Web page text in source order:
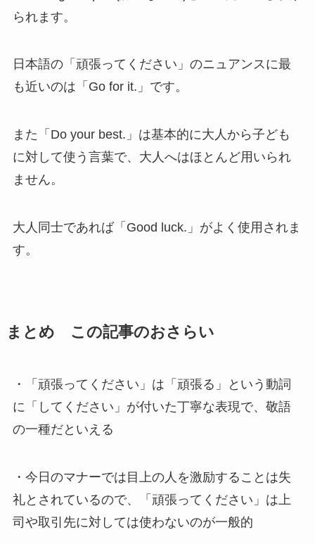
られます。
日本語の「頑張ってください」のニュアンスに最
も近いのは「Go for it.」です。
また「Do your best.」は基本的に大人から子ども
に対して使う言葉で、大人へはほとんど用いられ
ません。
大人同士であれば「Good luck.」がよく使用されま
す。
まとめ この記事のおさらい
・「頑張ってください」は「頑張る」という動詞
に「してください」が付いた丁寧な表現で、敬語
の一種だといえる
・今日のマナーでは目上の人を激励することは失
礼とされているので、「頑張ってください」は上
司や取引先に対しては使わないのが一般的